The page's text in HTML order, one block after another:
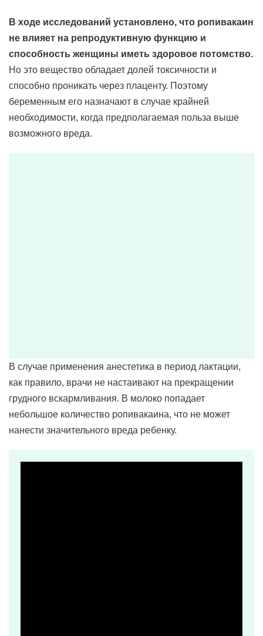
В ходе исследований установлено, что ропивакаин
не влияет на репродуктивную функцию и
способность женщины иметь здоровое потомство.
Но это вещество обладает долей токсичности и
способно проникать через плаценту. Поэтому
беременным его назначают в случае крайней
необходимости, когда предполагаемая польза выше
возможного вреда.
В случае применения анестетика в период лактации,
как правило, врачи не настаивают на прекращении
грудного вскармливания. В молоко попадает
небольшое количество ропивакаина, что не может
нанести значительного вреда ребенку.